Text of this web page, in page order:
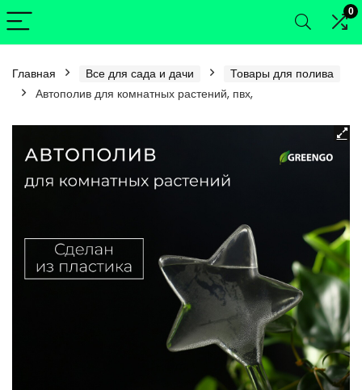
0
Главная Все для сада и дачи
Товары для полива
Автополив для комнатных растений, пвх,